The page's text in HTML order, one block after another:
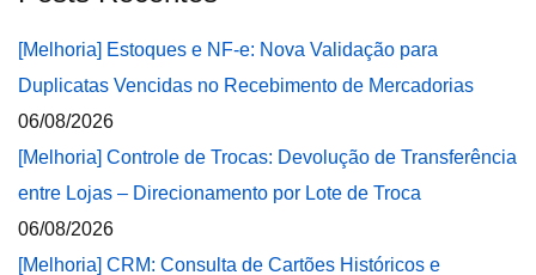
[Melhoria] Estoques e NF-e: Nova Validação para
Duplicatas Vencidas no Recebimento de Mercadorias
06/08/2026
[Melhoria] Controle de Trocas: Devolução de Transferência
entre Lojas – Direcionamento por Lote de Troca
06/08/2026
[Melhoria] CRM: Consulta de Cartões Históricos e